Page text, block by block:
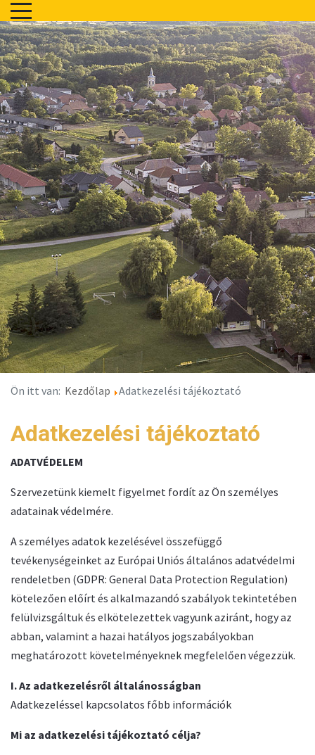
Ön itt van: Kezdőlap Adatkezelési tájékoztató
Adatkezelési tájékoztató
ADATVÉDELEM
Szervezetünk kiemelt figyelmet fordít az Ön személyes
adatainak védelmére.
A személyes adatok kezelésével összefüggő
tevékenységeinket az Európai Uniós általános adatvédelmi
rendeletben (GDPR: General Data Protection Regulation)
kötelezően előírt és alkalmazandó szabályok tekintetében
felülvizsgáltuk és elkötelezettek vagyunk aziránt, hogy az
abban, valamint a hazai hatályos jogszabályokban
meghatározott követelményeknek megfelelően végezzük.
I. Az adatkezelésről általánosságban
Adatkezeléssel kapcsolatos főbb információk
Mi az adatkezelési tájékoztató célja?